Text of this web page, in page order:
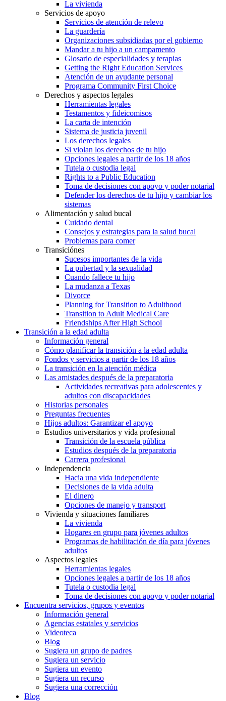
La vivienda
Servicios de apoyo
Servicios de atención de relevo
La guardería
Organizaciones subsidiadas por el gobierno
Mandar a tu hijo a un campamento
Glosario de especialidades y terapias
Getting the Right Education Services
Atención de un ayudante personal
Programa Community First Choice
Derechos y aspectos legales
Herramientas legales
Testamentos y fideicomisos
La carta de intención
Sistema de justicia juvenil
Los derechos legales
Si violan los derechos de tu hijo
Opciones legales a partir de los 18 años
Tutela o custodia legal
Rights to a Public Education
Toma de decisiones con apoyo y poder notarial
Defender los derechos de tu hijo y cambiar los
sistemas
Alimentación y salud bucal
Cuidado dental
Consejos y estrategias para la salud bucal
Problemas para comer
Transiciónes
Sucesos importantes de la vida
La pubertad y la sexualidad
Cuando fallece tu hijo
La mudanza a Texas
Divorce
Planning for Transition to Adulthood
Transition to Adult Medical Care
Friendships After High School
Transición a la edad adulta
Información general
Cómo planificar la transición a la edad adulta
Fondos y servicios a partir de los 18 años
La transición en la atención médica
Las amistades después de la preparatoria
Actividades recreativas para adolescentes y
adultos con discapacidades
Historias personales
Preguntas frecuentes
Hijos adultos: Garantizar el apoyo
Estudios universitarios y vida profesional
Transición de la escuela pública
Estudios después de la preparatoria
Carrera profesional
Independencia
Hacia una vida independiente
Decisiones de la vida adulta
El dinero
Opciones de manejo y transport
Vivienda y situaciones familiares
La vivienda
Hogares en grupo para jóvenes adultos
Programas de habilitación de día para jóvenes
adultos
Aspectos legales
Herramientas legales
Opciones legales a partir de los 18 años
Tutela o custodia legal
Toma de decisiones con apoyo y poder notarial
Encuentra servicios, grupos y eventos
Información general
Agencias estatales y servicios
Videoteca
Blog
Sugiera un grupo de padres
Sugiera un servicio
Sugiera un evento
Sugiera un recurso
Sugiera una corrección
Blog